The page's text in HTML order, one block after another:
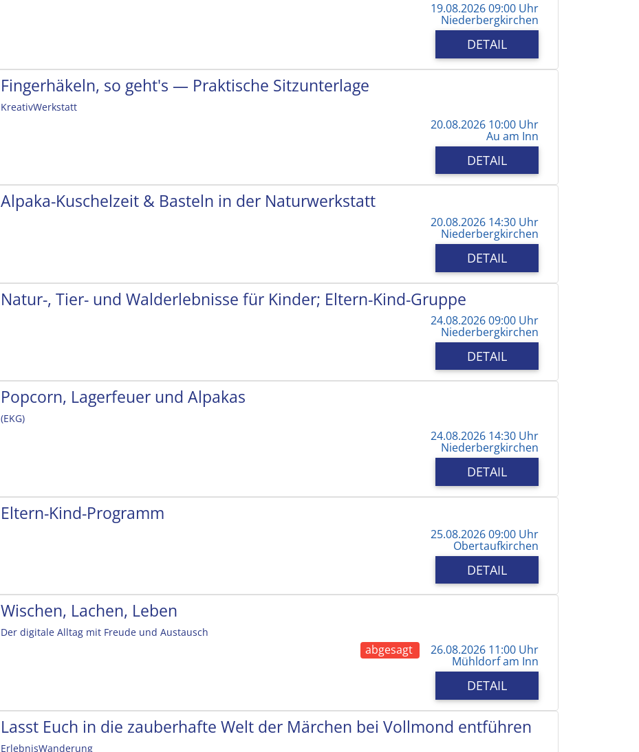
19.08.2026 09:00 Uhr
Niederbergkirchen
DETAIL
Fingerhäkeln, so geht's — Praktische Sitzunterlage
KreativWerkstatt
20.08.2026 10:00 Uhr
Au am Inn
DETAIL
Alpaka-Kuschelzeit & Basteln in der Naturwerkstatt
20.08.2026 14:30 Uhr
Niederbergkirchen
DETAIL
Natur-, Tier- und Walderlebnisse für Kinder; Eltern-Kind-Gruppe
24.08.2026 09:00 Uhr
Niederbergkirchen
DETAIL
Popcorn, Lagerfeuer und Alpakas
(EKG)
24.08.2026 14:30 Uhr
Niederbergkirchen
DETAIL
Eltern-Kind-Programm
25.08.2026 09:00 Uhr
Obertaufkirchen
DETAIL
Wischen, Lachen, Leben
Der digitale Alltag mit Freude und Austausch
abgesagt 26.08.2026 11:00 Uhr
Mühldorf am Inn
DETAIL
Lasst Euch in die zauberhafte Welt der Märchen bei Vollmond entführen
ErlebnisWanderung